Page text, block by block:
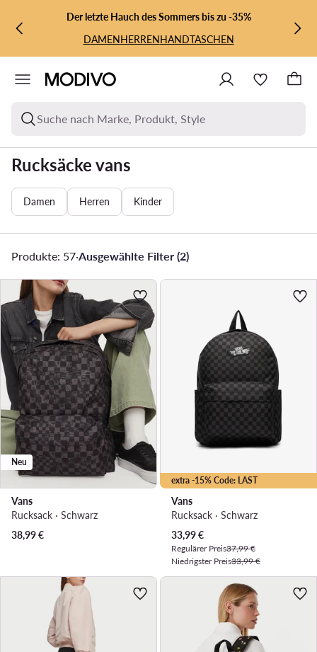
ZUM HAUPTINHALT SPRINGEN
ZUR SUCHEDer letzte Hauch des Sommers bis zu -35%
DAMENHERRENHANDTASCHEN
Suche nach Marke, Produkt, Style
Rucksäcke vans
Damen Herren Kinder
Produkte: 57·Ausgewählte Filter (2)
Neu
Vans
Rucksack · Schwarz
38,99€
extra -15% Code: LAST
Vans
Rucksack · Schwarz
Aktueller Preis
33,99€
Regulärer Preis37,99 €
Niedrigster Preis33,99 €